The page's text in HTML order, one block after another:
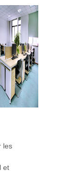
les
et